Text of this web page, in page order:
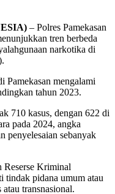
– Polres Pamekasan
tren berbeda
narkotika di
Pamekasan mengalami
tahun 2023.
710 kasus, dengan 622 di
pada 2024, angka
penyelesaian sebanyak
Reserse Kriminal
tindak pidana umum atau
transnasional.